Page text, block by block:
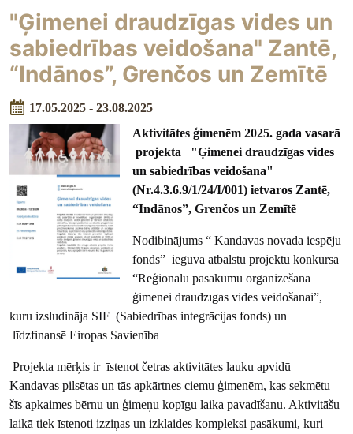
"Ģimenei draudzīgas vides un
sabiedrības veidošana" Zantē,
“Indānos”, Grenčos un Zemītē
17.05.2025 - 23.08.2025
Aktivitātes ģimenēm 2025. gada vasarā
projekta "Ģimenei draudzīgas vides
un sabiedrības veidošana"
(Nr.4.3.6.9/1/24/I/001) ietvaros Zantē,
“Indānos”, Grenčos un Zemītē
Nodibinājums “ Kandavas novada iespēju
fonds” ieguva atbalstu projektu konkursā
“Reģionālu pasākumu organizēšana
ģimenei draudzīgas vides veidošanai”,
kuru izsludināja SIF (Sabiedrības integrācijas fonds) un
līdzfinansē Eiropas Savienība
Projekta mērķis ir īstenot četras aktivitātes lauku apvidū
Kandavas pilsētas un tās apkārtnes ciemu ģimenēm, kas sekmētu
šīs apkaimes bērnu un ģimeņu kopīgu laika pavadīšanu. Aktivitāšu
laikā tiek īstenoti izziņas un izklaides kompleksi pasākumi, kuri